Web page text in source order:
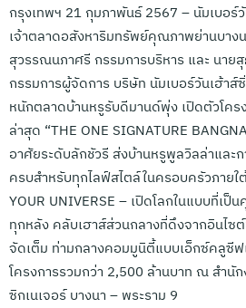
กรุงเทพฯ 21 กุมภาพันธ์ 2567 – นัมเบอร์
เจ้าตลาดอสังหาริมทรัพย์คุณภาพย่านบา
สุวรรณนภาศรี กรรมการบริหาร และ นาย
กรรมการผู้จัดการ บริษัท นัมเบอร์วันเฮ้าส์
หนักตลาดบ้านหรูรับดีมานด์พุ่ง เปิดตัวโคร
ล่าสุด “THE ONE SIGNATURE
อาศัยระดับลักชัวรี ส่งบ้านหรูพูลวิลล่าและ
ครบสำหรับทุกไลฟ์สไตล์ในครอบครัวภายใ
YOUR UNIVERSE – เปิดโลกในแบบที่เ
ทุกหลัง คลับเฮาส์ส่วนกลางที่ดึงจากอินไซ
จัดเต็ม ท่ามกลางคอมมูนิตี้แบบเอ็กซ์คลูซี
โครงการรวมกว่า 2,500 ล้านบาท ณ สำนัก
ซิกเนเจอร์ บางนา – พระราม 9